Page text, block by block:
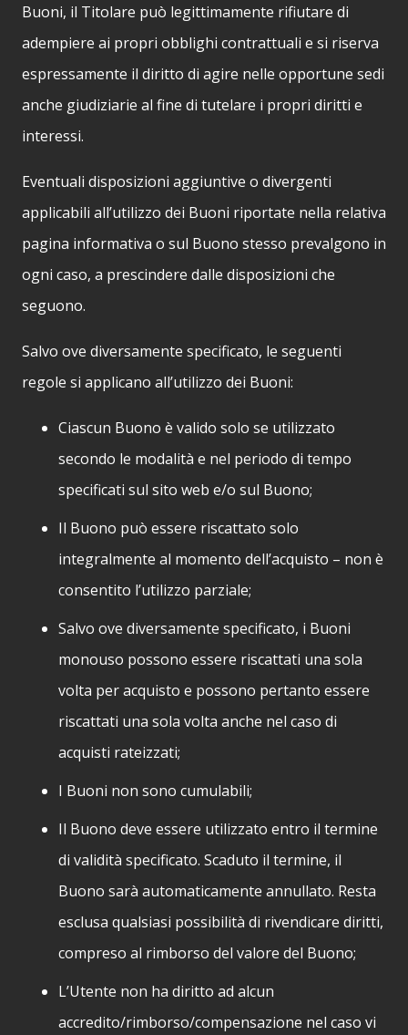
Buoni, il Titolare può legittimamente rifiutare di
adempiere ai propri obblighi contrattuali e si riserva
espressamente il diritto di agire nelle opportune sedi
anche giudiziarie al fine di tutelare i propri diritti e
interessi.
Eventuali disposizioni aggiuntive o divergenti
applicabili all’utilizzo dei Buoni riportate nella relativa
pagina informativa o sul Buono stesso prevalgono in
ogni caso, a prescindere dalle disposizioni che
seguono.
Salvo ove diversamente specificato, le seguenti
regole si applicano all’utilizzo dei Buoni:
Ciascun Buono è valido solo se utilizzato
secondo le modalità e nel periodo di tempo
specificati sul sito web e/o sul Buono;
Il Buono può essere riscattato solo
integralmente al momento dell’acquisto – non è
consentito l’utilizzo parziale;
Salvo ove diversamente specificato, i Buoni
monouso possono essere riscattati una sola
volta per acquisto e possono pertanto essere
riscattati una sola volta anche nel caso di
acquisti rateizzati;
I Buoni non sono cumulabili;
Il Buono deve essere utilizzato entro il termine
di validità specificato. Scaduto il termine, il
Buono sarà automaticamente annullato. Resta
esclusa qualsiasi possibilità di rivendicare diritti,
compreso al rimborso del valore del Buono;
L’Utente non ha diritto ad alcun
accredito/rimborso/compensazione nel caso vi